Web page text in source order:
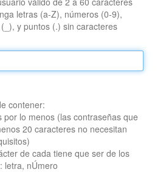
letras (a-Z), números (0-9),
y puntos (.) sin caracteres
contener:
por lo menos (las contraseñas que
20 caracteres no necesitan
de cada tiene que ser de los
letra, nÚmero